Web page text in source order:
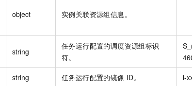
object 实例关联资源组信息。
string
任务运行配置的调度资源组标识
符。
string 任务运行配置的镜像 ID。 i-